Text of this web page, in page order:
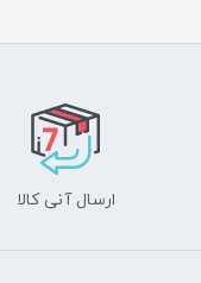
ارسال آنی کالا